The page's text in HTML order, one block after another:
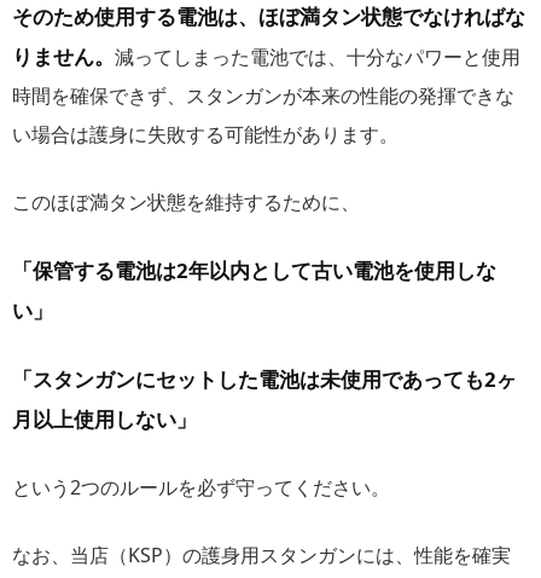
そのため使用する電池は、ほぼ満タン状態でなければな
りません。 減ってしまった電池では、十分なパワーと使用
時間を確保できず、スタンガンが本来の性能の発揮できな
い場合は護身に失敗する可能性があります。
このほぼ満タン状態を維持するために、
「保管する電池は2年以内として古い電池を使用しな
い」
「スタンガンにセットした電池は未使用であっても2ヶ
月以上使用しない」
という2つのルールを必ず守ってください。
なお、当店（KSP）の護身用スタンガンには、性能を確実